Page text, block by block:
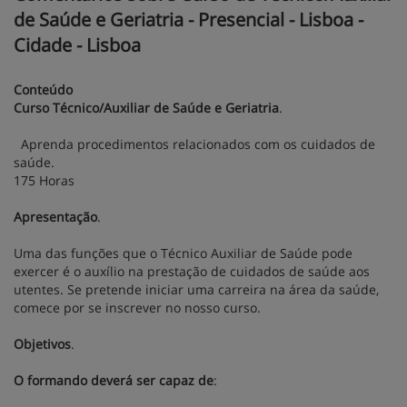
de Saúde e Geriatria - Presencial - Lisboa -
Cidade - Lisboa
Conteúdo
Curso Técnico/Auxiliar de Saúde e Geriatria.
Aprenda procedimentos relacionados com os cuidados de
saúde.
175 Horas
Apresentação.
Uma das funções que o Técnico Auxiliar de Saúde pode
exercer é o auxílio na prestação de cuidados de saúde aos
utentes. Se pretende iniciar uma carreira na área da saúde,
comece por se inscrever no nosso curso.
Objetivos.
O formando deverá ser capaz de: